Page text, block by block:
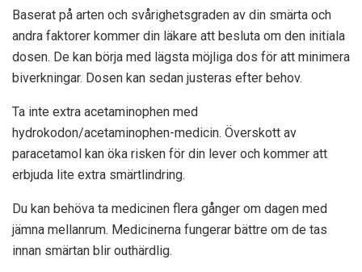
Baserat på arten och svårighetsgraden av din smärta och
andra faktorer kommer din läkare att besluta om den initiala
dosen. De kan börja med lägsta möjliga dos för att minimera
biverkningar. Dosen kan sedan justeras efter behov.
Ta inte extra acetaminophen med
hydrokodon/acetaminophen-medicin. Överskott av
paracetamol kan öka risken för din lever och kommer att
erbjuda lite extra smärtlindring.
Du kan behöva ta medicinen flera gånger om dagen med
jämna mellanrum. Medicinerna fungerar bättre om de tas
innan smärtan blir outhärdlig.